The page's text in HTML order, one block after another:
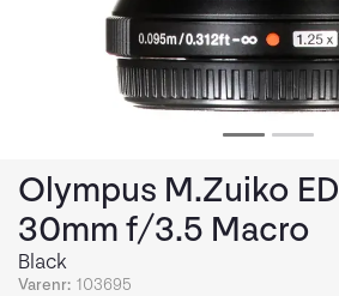
Olympus M.Zuiko ED
30mm f/3.5 Macro
Black
Varenr: 103695